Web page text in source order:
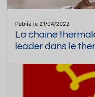
Publié le 21/04/2022
La chaine
leader dans le